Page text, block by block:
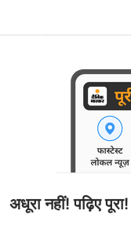
अधूरा नहीं! पढ़िए पूरा!